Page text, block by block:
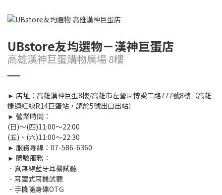
UBstore友均選物－漢神巨蛋店
高雄漢神巨蛋購物廣場 8樓
► 店址：高雄漢神巨蛋8樓/高雄市左營區博愛二路777號8樓（高雄
捷運紅線R14巨蛋站，請於5號出口出站）
► 營業時間：
(日)～(四)11:00～22:00
(五)、(六)11:00～22:30
► 服務專線：07-586-6360
► 體驗服務：
．真無線藍牙耳機試聽
．耳罩式耳機試聽
．手機隨身碟OTG